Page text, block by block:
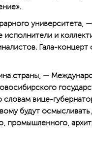
университета, —
и
Гала-концерт
страны, —
словам вице-
будут осмысливать
промышленного,